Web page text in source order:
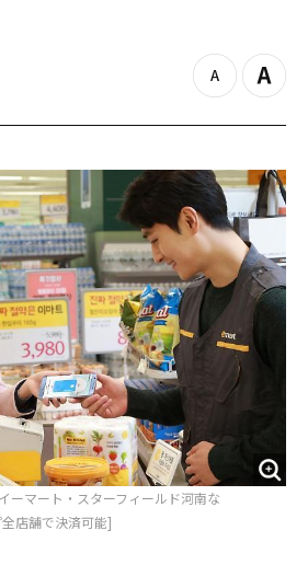
z
o
o
u
t
Z
o
i
n
ーマート・スターフィールド河南な
店舗で決済可能]